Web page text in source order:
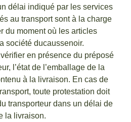
délai indiqué par les services
au transport sont à la charge
du moment où les articles
société ducaussenoir.
vérifier en présence du préposé
l’état de l’emballage de la
à la livraison. En cas de
toute protestation doit
transporteur dans un délai de
la livraison.